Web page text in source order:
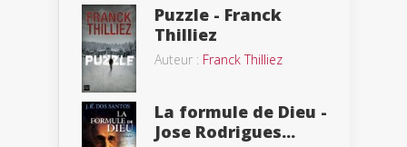
Puzzle - Franck
Thilliez
Auteur : Franck Thilliez
La formule de Dieu -
Jose Rodrigues...